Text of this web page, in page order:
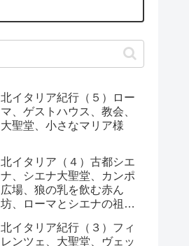
北イタリア紀行（５）ロー
マ、ゲストハウス、教会、
大聖堂、小さなマリア様
北イタリア（４）古都シエ
ナ、シエナ大聖堂、カンポ
広場、狼の乳を飲む赤ん
坊、ローマとシエナの祖
北イタリア紀行（３）フィ
レンツェ、大聖堂、ヴェッ